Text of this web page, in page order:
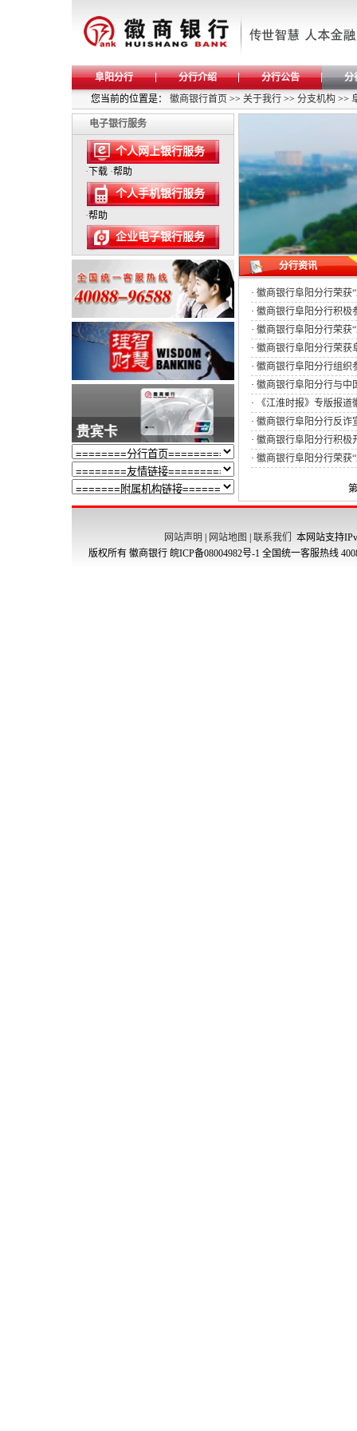
阜阳分行 分行介绍 分行公告
分
您当前的位置是： 徽商银行首页 >> 关于我行 >> 分支机构 >>
电子银行服务
个人网上银行服务
· 下载 ·帮助
个人手机银行服务
·帮助
企业电子银行服务
分行资讯
· 徽商银行阜阳分行荣获
· 徽商银行阜阳分行积极
· 徽商银行阜阳分行荣获
· 徽商银行阜阳分行荣获
· 徽商银行阜阳分行组织
· 徽商银行阜阳分行与中
·
《江淮时报》专版报
· 徽商银行阜阳分行反诈
· 徽商银行阜阳分行积极
· 徽商银行阜阳分行荣获
网站声明 网站地图 联系我们
本网站支持
版权所有 徽商银行 皖ICP备08004982号-1 全国统一客服热线